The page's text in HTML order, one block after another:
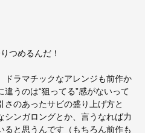
つめるんだ！
ドラマチックなアレンジも前作か
うのは“狙ってる”感がないって
のあったサビの盛り上げ方と
ンガロングとか、言うなれば力
と思うんです（もちろん前作も